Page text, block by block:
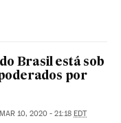
Brasil está sob
por
MAR 10, 2020 - 21:18 EDT